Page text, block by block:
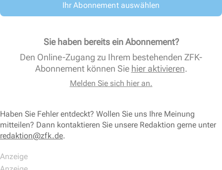
Ihr Abonnement auswählen
Sie haben bereits ein Abonnement?
Den Online-Zugang zu Ihrem bestehenden ZFK-
Abonnement können Sie hier aktivieren.
Melden Sie sich hier an.
Haben Sie Fehler entdeckt? Wollen Sie uns Ihre Meinung
mitteilen? Dann kontaktieren Sie unsere Redaktion gerne unter
redaktion@zfk.de.